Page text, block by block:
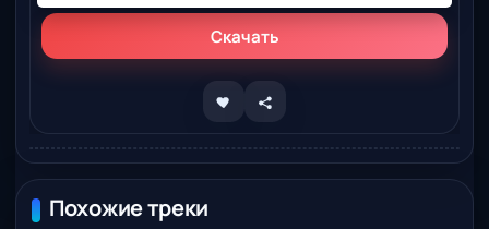
Скачать
Похожие треки